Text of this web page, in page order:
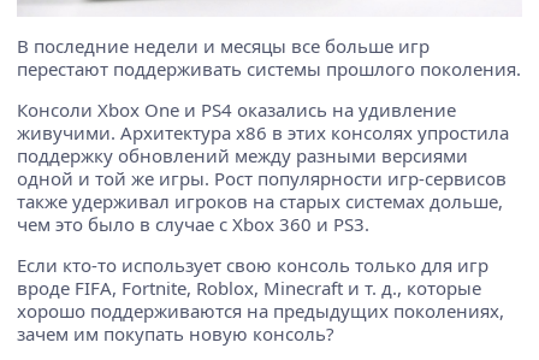
В последние недели и месяцы все больше игр
перестают поддерживать системы прошлого поколения.
Консоли Xbox One и PS4 оказались на удивление
живучими. Архитектура x86 в этих консолях упростила
поддержку обновлений между разными версиями
одной и той же игры. Рост популярности игр-сервисов
также удерживал игроков на старых системах дольше,
чем это было в случае с Xbox 360 и PS3.
Если кто-то использует свою консоль только для игр
вроде FIFA, Fortnite, Roblox, Minecraft и т. д., которые
хорошо поддерживаются на предыдущих поколениях,
зачем им покупать новую консоль?